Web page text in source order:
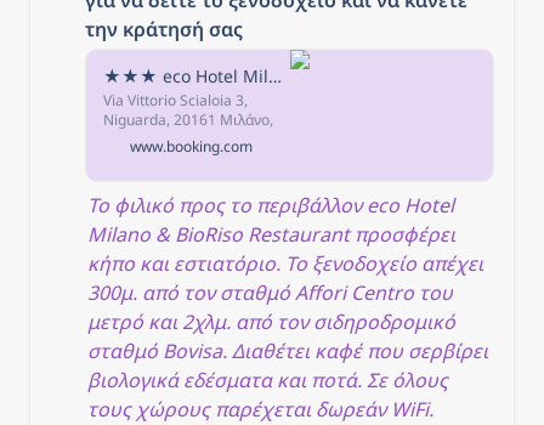
την κράτησή σας
★★★ eco Hotel Milano & BioRiso Restaurant, Μιλάνο, Ιταλία
Via Vittorio Scialoia 3,
Niguarda, 20161 Μιλάνο,
Ιταλία - Μετά την κράτηση,
όλα τα στοιχεία του
καταλύματος,
συμπεριλαμβανομένων
του τηλεφώνου και της
διεύθυνσης, παρέχονται
στην επιβεβαίωση της
κράτησης και τον
λογαριασμό σας.
www.booking.com
Το φιλικό προς το περιβάλλον eco Hotel
Milano & BioRiso Restaurant προσφέρει
κήπο και εστιατόριο. Το ξενοδοχείο απέχει
300μ. από τον σταθμό Affori Centro του
μετρό και 2χλμ. από τον σιδηροδρομικό
σταθμό Bovisa. Διαθέτει καφέ που σερβίρει
βιολογικά εδέσματα και ποτά. Σε όλους
τους χώρους παρέχεται δωρεάν WiFi.